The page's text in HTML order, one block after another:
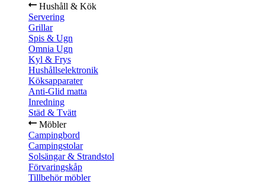
Hushåll & Kök
Servering
Grillar
Spis & Ugn
Omnia Ugn
Kyl & Frys
Hushållselektronik
Köksapparater
Anti-Glid matta
Inredning
Städ & Tvätt
Möbler
Campingbord
Campingstolar
Solsängar & Strandstol
Förvaringskåp
Tillbehör möbler